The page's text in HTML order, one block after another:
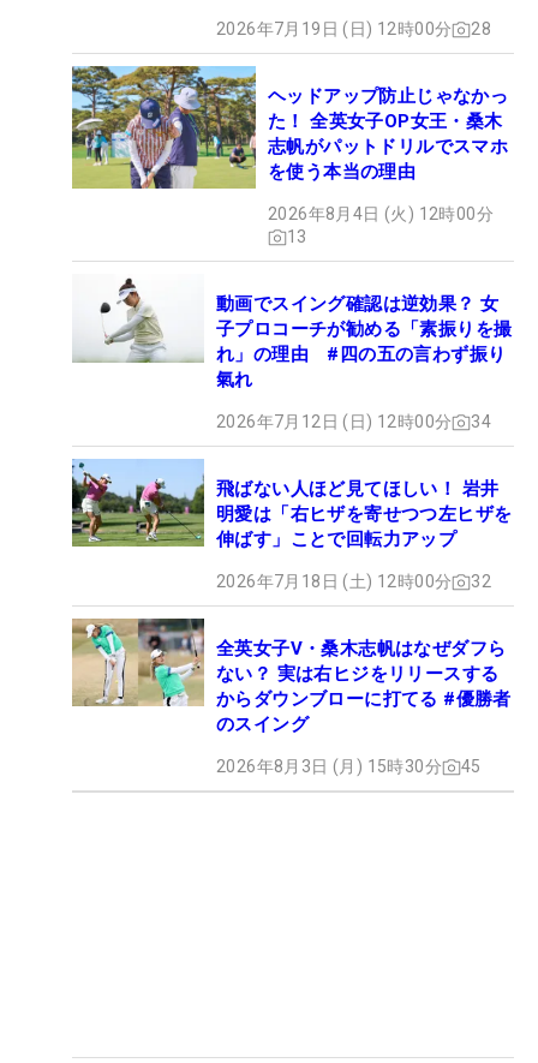
2026年7月19日 (日) 12時00分 28
ヘッドアップ防止じゃなかっ
た！ 全英女子OP女王・桑木
志帆がパットドリルでスマホ
を使う本当の理由
2026年8月4日 (火) 12時00分
13
動画でスイング確認は逆効果？ 女
子プロコーチが勧める「素振りを撮
れ」の理由 #四の五の言わず振り
氣れ
2026年7月12日 (日) 12時00分 34
飛ばない人ほど見てほしい！ 岩井
明愛は「右ヒザを寄せつつ左ヒザを
伸ばす」ことで回転力アップ
2026年7月18日 (土) 12時00分 32
全英女子V・桑木志帆はなぜダフら
ない？ 実は右ヒジをリリースする
からダウンブローに打てる #優勝者
のスイング
2026年8月3日 (月) 15時30分 45